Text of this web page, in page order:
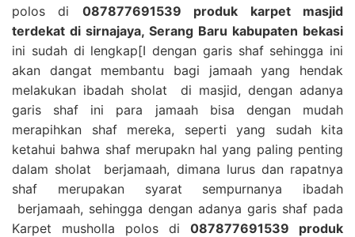
polos di 087877691539 produk karpet masjid
terdekat di sirnajaya, Serang Baru kabupaten bekasi
ini sudah di lengkap[I dengan garis shaf sehingga ini
akan dangat membantu bagi jamaah yang hendak
melakukan ibadah sholat di masjid, dengan adanya
garis shaf ini para jamaah bisa dengan mudah
merapihkan shaf mereka, seperti yang sudah kita
ketahui bahwa shaf merupakn hal yang paling penting
dalam sholat berjamaah, dimana lurus dan rapatnya
shaf merupakan syarat sempurnanya ibadah
berjamaah, sehingga dengan adanya garis shaf pada
Karpet musholla polos di 087877691539 produk